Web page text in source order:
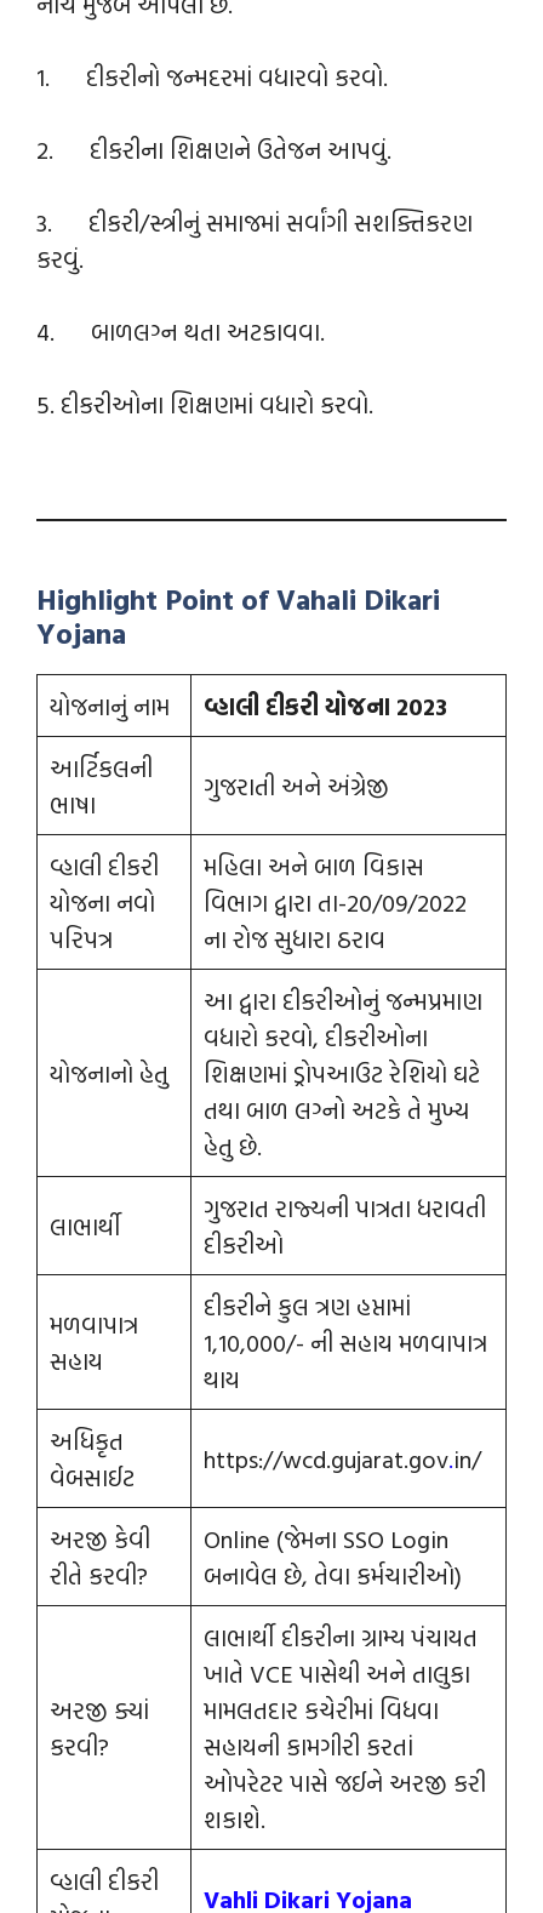
1. દીકરીનો જન્મદરમાં વધારવો કરવો.
2. દીકરીના શિક્ષણને ઉતેજન આપવું.
3. દીકરી/સ્ત્રીનું સમાજમાં સર્વાંગી સશક્તિકરણ
કરવું.
4. બાળલગ્ન થતા અટકાવવા.
5. દીકરીઓના શિક્ષણમાં વધારો કરવો.
Highlight Point of Vahali Dikari
Yojana
યોજનાનું નામ
વ્હાલી દીકરી યોજના 2023
આર્ટિકલની
ભાષા
ગુજરાતી અને અંગ્રેજી
વ્હાલી દીકરી
યોજના નવો
પરિપત્ર
મહિલા અને બાળ વિકાસ
વિભાગ દ્વારા તા-20/09/2022
ના રોજ સુધારા ઠરાવ
યોજનાનો હેતુ
આ દ્વારા દીકરીઓનું જન્મપ્રમાણ
વધારો કરવો, દીકરીઓના
શિક્ષણમાં ડ્રોપઆઉટ રેશિયો ઘટે
તથા બાળ લગ્નો અટકે તે મુખ્ય
હેતુ છે.
લાભાર્થી
ગુજરાત રાજ્યની પાત્રતા ધરાવતી
દીકરીઓ
મળવાપાત્ર
સહાય
દીકરીને કુલ ત્રણ હપ્તામાં
1,10,000/- ની સહાય મળવાપાત્ર
થાય
અધિકૃત
વેબસાઈટ
https://wcd.gujarat.gov.in/
અરજી કેવી
રીતે કરવી?
Online (જેમના SSO Login
બનાવેલ છે, તેવા કર્મચારીઓ)
અરજી ક્યાં
કરવી?
લાભાર્થી દીકરીના ગ્રામ્ય પંચાયત
ખાતે VCE પાસેથી અને તાલુકા
મામલતદાર કચેરીમાં વિધવા
સહાયની કામગીરી કરતાં
ઓપરેટર પાસે જઈને અરજી કરી
શકાશે.
વ્હાલી દીકરી
Vahli Dikari Yojana